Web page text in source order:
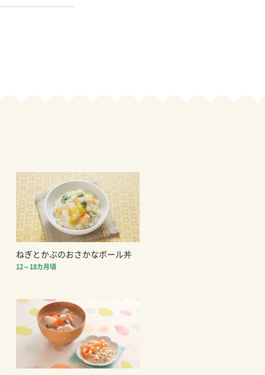
ねぎとかぶのおさかなボール丼
12～18カ月頃